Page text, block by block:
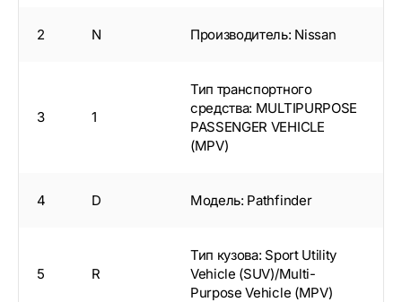
2 N Производитель: Nissan
3 1
Тип транспортного
средства: MULTIPURPOSE
PASSENGER VEHICLE
(MPV)
4 D Модель: Pathfinder
5 R
Тип кузова: Sport Utility
Vehicle (SUV)/Multi-
Purpose Vehicle (MPV)